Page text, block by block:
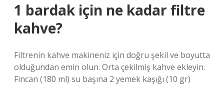
1 bardak için ne kadar filtre
kahve?
Filtrenin kahve makineniz için doğru şekil ve boyutta
olduğundan emin olun. Orta çekilmiş kahve ekleyin.
Fincan (180 ml) su başına 2 yemek kaşığı (10 gr)